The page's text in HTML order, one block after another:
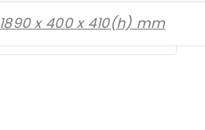
1890 x 400 x 410(h) mm